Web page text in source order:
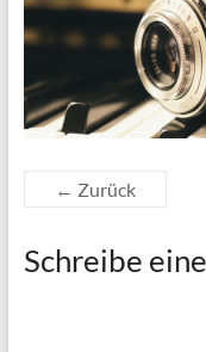
← Zurück
Schreibe